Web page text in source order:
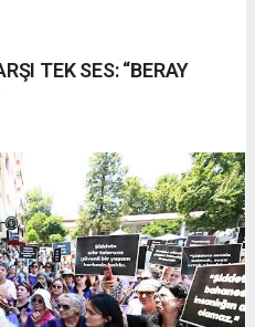
TEK SES: “BERAY